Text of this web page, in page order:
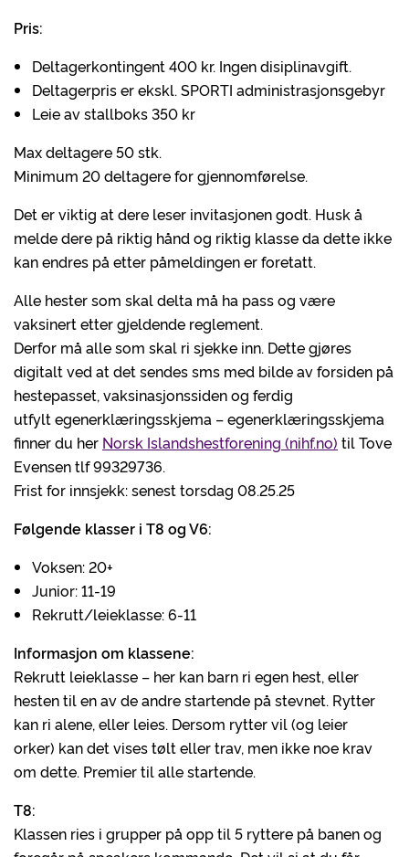
Pris:
Deltagerkontingent 400 kr. Ingen disiplinavgift.
Deltagerpris er ekskl. SPORTI administrasjonsgebyr
Leie av stallboks 350 kr
Max deltagere 50 stk.
Minimum 20 deltagere for gjennomførelse.
Det er viktig at dere leser invitasjonen godt. Husk å
melde dere på riktig hånd og riktig klasse da dette ikke
kan endres på etter påmeldingen er foretatt.
Alle hester som skal delta må ha pass og være
vaksinert etter gjeldende reglement.
Derfor må alle som skal ri sjekke inn. Dette gjøres
digitalt ved at det sendes sms med bilde av forsiden på
hestepasset, vaksinasjonssiden og ferdig
utfylt egenerklæringsskjema – egenerklæringsskjema
finner du her Norsk Islandshestforening (nihf.no) til Tove
Evensen tlf 99329736.
Frist for innsjekk: senest torsdag 08.25.25
Følgende klasser i T8 og V6:
Voksen: 20+
Junior: 11-19
Rekrutt/leieklasse: 6-11
Informasjon om klassene:
Rekrutt leieklasse – her kan barn ri egen hest, eller
hesten til en av de andre startende på stevnet. Rytter
kan ri alene, eller leies. Dersom rytter vil (og leier
orker) kan det vises tølt eller trav, men ikke noe krav
om dette. Premier til alle startende.
T8:
Klassen ries i grupper på opp til 5 ryttere på banen og